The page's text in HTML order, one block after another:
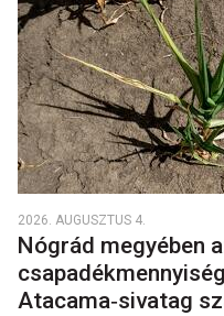
2026. AUGUSZTUS 4.
Nógrád megyében
Atacama‑sivatag